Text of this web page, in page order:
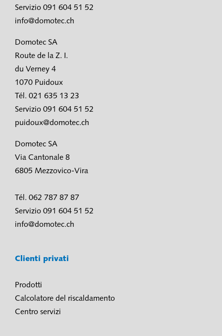
Servizio 091 604 51 52
info@domotec.ch
Domotec SA
Route de la Z. I.
du Verney 4
1070 Puidoux
Tél. 021 635 13 23
Servizio 091 604 51 52
puidoux@domotec.ch
Domotec SA
Via Cantonale 8
6805 Mezzovico-Vira
Tél. 062 787 87 87
Servizio 091 604 51 52
info@domotec.ch
Clienti privati
Prodotti
Calcolatore del riscaldamento
Centro servizi